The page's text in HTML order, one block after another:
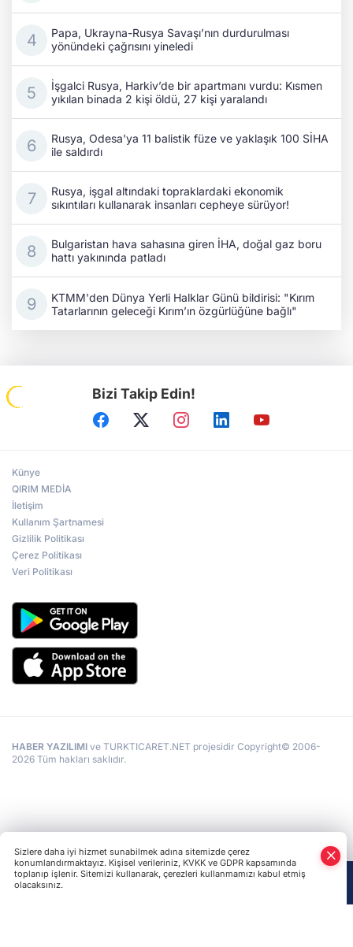
Papa, Ukrayna-Rusya Savaşı’nın durdurulması
yönündeki çağrısını yineledi
İşgalci Rusya, Harkiv’de bir apartmanı vurdu: Kısmen
yıkılan binada 2 kişi öldü, 27 kişi yaralandı
Rusya, Odesa'ya 11 balistik füze ve yaklaşık 100 SİHA
ile saldırdı
Rusya, işgal altındaki topraklardaki ekonomik
sıkıntıları kullanarak insanları cepheye sürüyor!
Bulgaristan hava sahasına giren İHA, doğal gaz boru
hattı yakınında patladı
KTMM'den Dünya Yerli Halklar Günü bildirisi: "Kırım
Tatarlarının geleceği Kırım’ın özgürlüğüne bağlı"
Bizi Takip Edin!
Künye
QIRIM MEDİA
İletişim
Kullanım Şartnamesi
Gizlilik Politikası
Çerez Politikası
Veri Politikası
HABER YAZILIMI ve TURKTICARET.NET projesidir Copyright© 2006-
2026 Tüm hakları saklıdır.
Sizlere daha iyi hizmet sunabilmek adına sitemizde çerez
konumlandırmaktayız. Kişisel verileriniz, KVKK ve GDPR kapsamında
toplanıp işlenir. Sitemizi kullanarak, çerezleri kullanmamızı kabul etmiş
olacaksınız.